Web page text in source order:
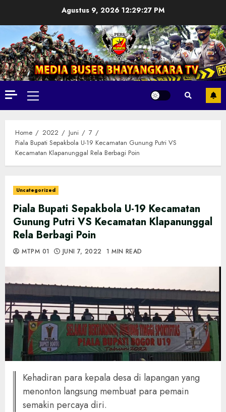
Agustus 9, 2026 12:29:29 PM
Primary
Menu
Home 2022 Juni
7
Piala Bupati Sepakbola U-19 Kecamatan Gunung Putri VS
Kecamatan Klapanunggal Rela Berbagi Poin
Uncategorized
Piala Bupati Sepakbola U-19 Kecamatan
Gunung Putri VS Kecamatan Klapanunggal
Rela Berbagi Poin
MTPM 01 JUNI 7, 2022 1 MIN READ
Kehadiran para kepala desa di lapangan yang
menonton langsung membuat para pemain
semakin percaya diri.